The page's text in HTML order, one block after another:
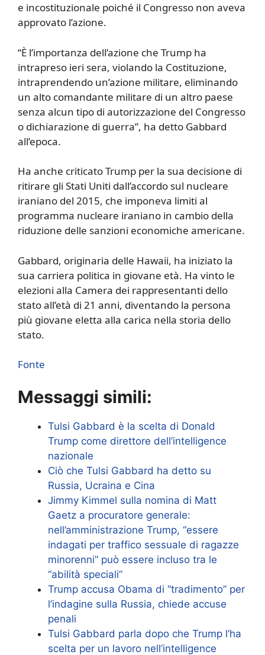
e incostituzionale poiché il Congresso non aveva
approvato l’azione.
“È l’importanza dell’azione che Trump ha
intrapreso ieri sera, violando la Costituzione,
intraprendendo un’azione militare, eliminando
un alto comandante militare di un altro paese
senza alcun tipo di autorizzazione del Congresso
o dichiarazione di guerra”, ha detto Gabbard
all’epoca.
Ha anche criticato Trump per la sua decisione di
ritirare gli Stati Uniti dall’accordo sul nucleare
iraniano del 2015, che imponeva limiti al
programma nucleare iraniano in cambio della
riduzione delle sanzioni economiche americane.
Gabbard, originaria delle Hawaii, ha iniziato la
sua carriera politica in giovane età. Ha vinto le
elezioni alla Camera dei rappresentanti dello
stato all’età di 21 anni, diventando la persona
più giovane eletta alla carica nella storia dello
stato.
Fonte
Messaggi simili:
Tulsi Gabbard è la scelta di Donald
Trump come direttore dell’intelligence
nazionale
Ciò che Tulsi Gabbard ha detto su
Russia, Ucraina e Cina
Jimmy Kimmel sulla nomina di Matt
Gaetz a procuratore generale:
nell’amministrazione Trump, “essere
indagati per traffico sessuale di ragazze
minorenni” può essere incluso tra le
“abilità speciali”
Trump accusa Obama di “tradimento” per
l’indagine sulla Russia, chiede accuse
penali
Tulsi Gabbard parla dopo che Trump l’ha
scelta per un lavoro nell’intelligence